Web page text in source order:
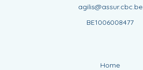
agilis@assur.cbc.be
BE1006008477
Home